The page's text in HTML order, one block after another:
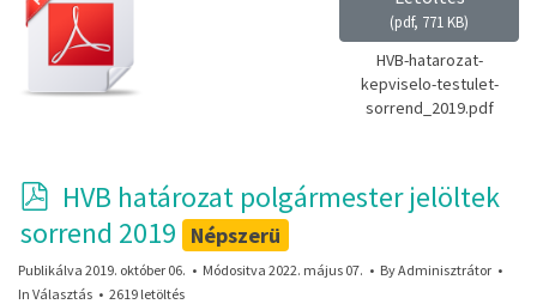
(pdf, 771 KB)
HVB-hatarozat-
kepviselo-testulet-
sorrend_2019.pdf
p
d
f
HVB határozat polgármester jelöltek
sorrend 2019
Népszerü
Publikálva 2019. október 06. Módositva 2022. május 07. ByAdminisztrátor
In Választás 2619 letöltés